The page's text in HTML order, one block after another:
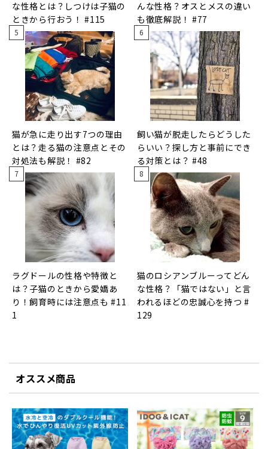
な性格とは？しつけは子猫の
ときから行おう！ #115
んな性格？オスとメスの違い
も徹底解説！ #77
猫が急に走り出す7つの理由
とは？走る猫の注意点とその
対処法も解説！ #82
飼い猫が脱走したらどうした
らいい？探し方と事前にでき
る対策とは？ #48
ラグドールの性格や特徴と
は？子猫のときから愛嬌あ
り！飼育時には注意点も #11
1
猫のロシアンブルーってどん
な性格？「猫ではない」と言
われるほどの忠誠心を持つ #
129
オススメ商品